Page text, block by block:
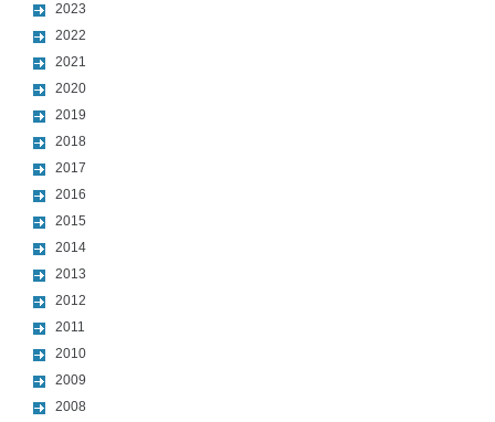
2023
2022
2021
2020
2019
2018
2017
2016
2015
2014
2013
2012
2011
2010
2009
2008